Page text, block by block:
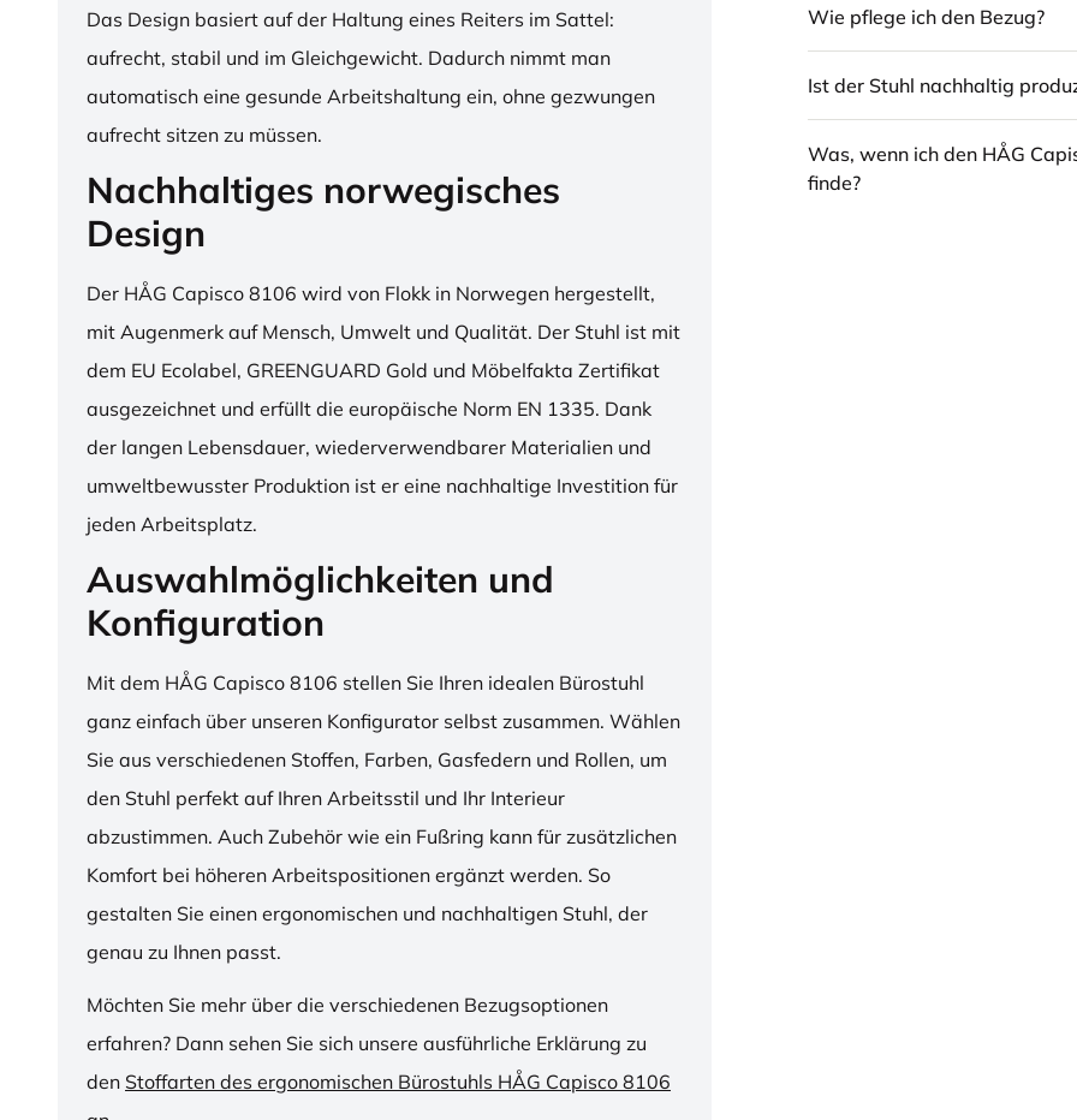
Das Design basiert auf der Haltung eines Reiters im Sattel:
aufrecht, stabil und im Gleichgewicht. Dadurch nimmt man
automatisch eine gesunde Arbeitshaltung ein, ohne gezwungen
aufrecht sitzen zu müssen.
Nachhaltiges norwegisches
Design
Der HÅG Capisco 8106 wird von Flokk in Norwegen hergestellt,
mit Augenmerk auf Mensch, Umwelt und Qualität. Der Stuhl ist mit
dem EU Ecolabel, GREENGUARD Gold und Möbelfakta Zertifikat
ausgezeichnet und erfüllt die europäische Norm EN 1335. Dank
der langen Lebensdauer, wiederverwendbarer Materialien und
umweltbewusster Produktion ist er eine nachhaltige Investition für
jeden Arbeitsplatz.
Auswahlmöglichkeiten und
Konfiguration
Mit dem HÅG Capisco 8106 stellen Sie Ihren idealen Bürostuhl
ganz einfach über unseren Konfigurator selbst zusammen. Wählen
Sie aus verschiedenen Stoffen, Farben, Gasfedern und Rollen, um
den Stuhl perfekt auf Ihren Arbeitsstil und Ihr Interieur
abzustimmen. Auch Zubehör wie ein Fußring kann für zusätzlichen
Komfort bei höheren Arbeitspositionen ergänzt werden. So
gestalten Sie einen ergonomischen und nachhaltigen Stuhl, der
genau zu Ihnen passt.
Möchten Sie mehr über die verschiedenen Bezugsoptionen
erfahren? Dann sehen Sie sich unsere ausführliche Erklärung zu
den Stoffarten des ergonomischen Bürostuhls HÅG Capisco 8106
Wie pflege ich den Bezug?
Ist der Stuhl nachhaltig
Was, wenn ich den HÅG
finde?